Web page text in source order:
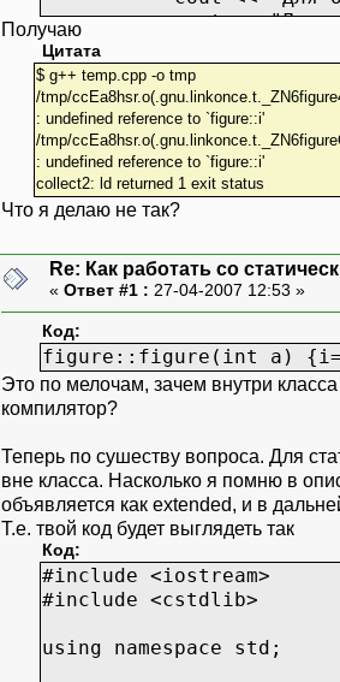
cout << "Для
return EXIT_SUCCESS;
}
Получаю
Цитата
$ g++ temp.cpp -o tmp
/tmp/
: undefined reference to `figure::i'
/tmp/
: undefined reference to `figure::i'
collect2: ld returned 1 exit status
Что я делаю не так?
Re: Как работать со
« Ответ #1 : 27-04-2007 12:53 »
Код:
figure::figure(int a)
Это по мелочам, зачем внутри
компилятор?
Теперь по сушеству вопроса. Для
вне класса. Насколько я помню в
объявляется как extended, и в
Т.е. твой код будет выглядеть так
Код:
#include <iostream>
#include <cstdlib>
using namespace std;